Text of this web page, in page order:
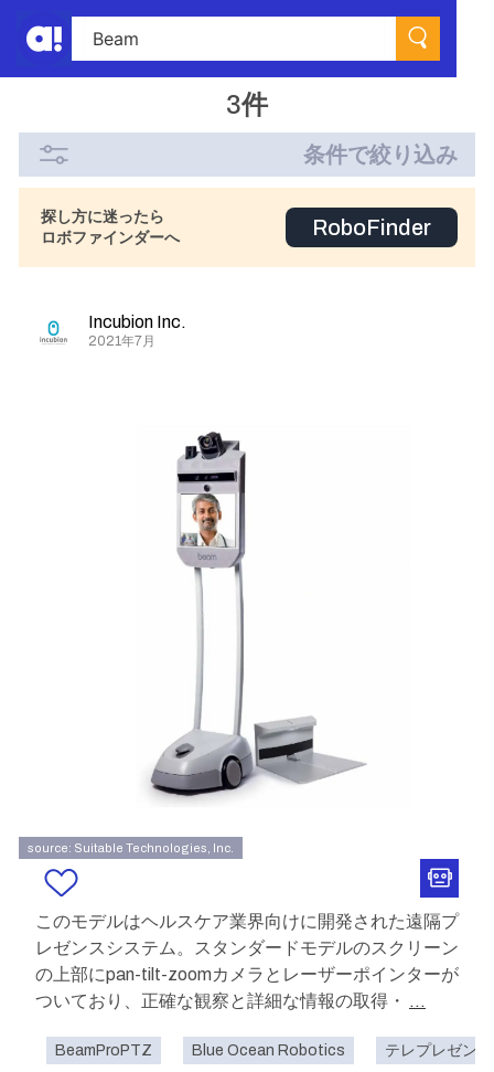
3件
条件で絞り込み
探し方に迷ったら
ロボファインダーへ
RoboFinder
Incubion Inc.
2021年7月
source: Suitable Technologies, Inc.
このモデルはヘルスケア業界向けに開発された遠隔プ
レゼンスシステム。スタンダードモデルのスクリーン
の上部にpan-tilt-zoomカメラとレーザーポインターが
ついており、正確な観察と詳細な情報の取得・
...
BeamProPTZ Blue Ocean Robotics テレプレゼンス